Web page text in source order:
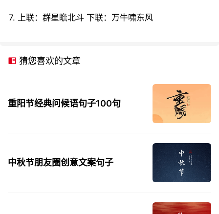
7. 上联：群星瞻北斗 下联：万牛啸东风
猜您喜欢的文章
重阳节经典问候语句子100句
中秋节朋友圈创意文案句子